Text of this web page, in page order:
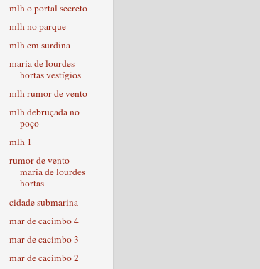
mlh o portal secreto
mlh no parque
mlh em surdina
maria de lourdes
hortas vestígios
mlh rumor de vento
mlh debruçada no
poço
mlh 1
rumor de vento
maria de lourdes
hortas
cidade submarina
mar de cacimbo 4
mar de cacimbo 3
mar de cacimbo 2